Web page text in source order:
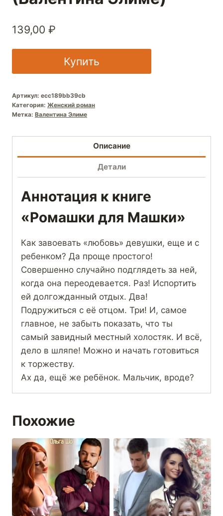
139,00 ₽
Купить
Артикул: ecc189bb39cb
Категория: Женский роман
Метка: Валентина Элиме
Описание
Детали
Аннотация к книге
«Ромашки для Машки»
Как завоевать «любовь» девушки, еще и с
ребенком? Да проще простого!
Совершенно случайно подглядеть за ней,
когда она переодевается. Раз! Испортить
ей долгожданный отдых. Два!
Подружиться с её отцом. Три! И, самое
главное, не забыть показать, что ты
самый завидный местный холостяк. И всё,
дело в шляпе! Можно и начать готовиться
к торжеству.
Ах да, ещё же ребёнок. Мальчик, вроде?
Похожие